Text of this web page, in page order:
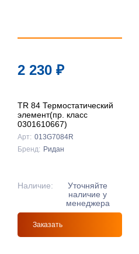
2 230 ₽
TR 84 Термостатический
элемент(пр. класс
0301610667)
Арт: 013G7084R
Бренд: Ридан
Наличие:
Уточняйте
наличие у
менеджера
Заказать